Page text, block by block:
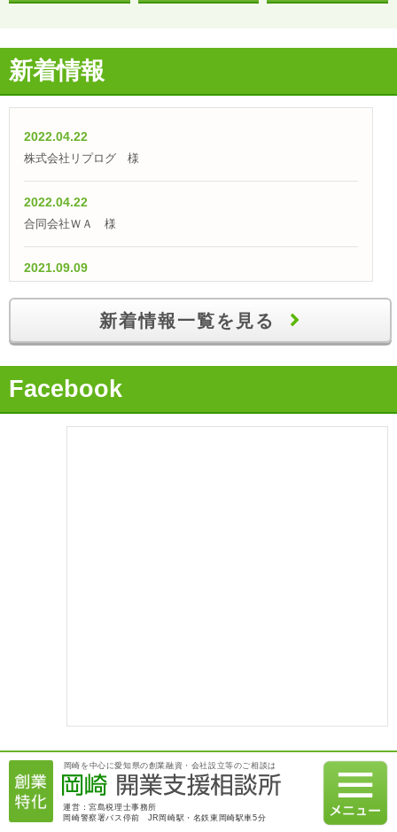
新着情報
2022.04.22
株式会社リプログ 様
2022.04.22
合同会社ＷＡ 様
2021.09.09
2021.06.09
【融資実績】「事業実績が評価され、無事に運転資金を獲
2021.01.07
【融資実績】満額600万円の融資を日本政策金融公庫にて獲得
2020.12.21
新着情報一覧を見る
Facebook
岡崎を中心に愛知県の創業融資・会社設立等のご相談は
運営：宮島税理士事務所
岡崎警察署バス停前 JR岡崎駅・名鉄東岡崎駅車5分